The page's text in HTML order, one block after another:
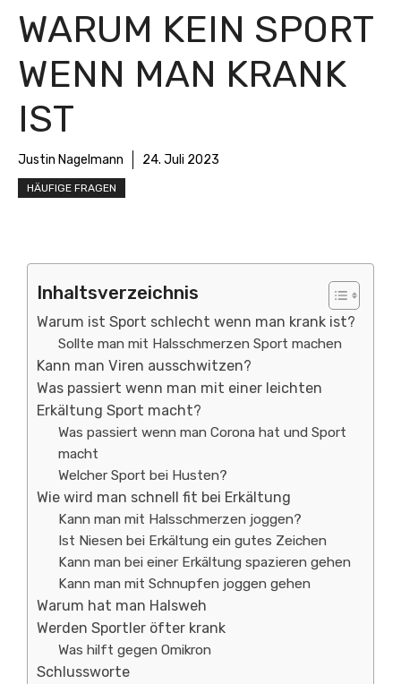
WARUM KEIN SPORT
WENN MAN KRANK
IST
Justin Nagelmann 24. Juli 2023
HÄUFIGE FRAGEN
Inhaltsverzeichnis
Warum ist Sport schlecht wenn man krank ist?
Sollte man mit Halsschmerzen Sport machen
Kann man Viren ausschwitzen?
Was passiert wenn man mit einer leichten
Erkältung Sport macht?
Was passiert wenn man Corona hat und Sport
macht
Welcher Sport bei Husten?
Wie wird man schnell fit bei Erkältung
Kann man mit Halsschmerzen joggen?
Ist Niesen bei Erkältung ein gutes Zeichen
Kann man bei einer Erkältung spazieren gehen
Kann man mit Schnupfen joggen gehen
Warum hat man Halsweh
Werden Sportler öfter krank
Was hilft gegen Omikron
Schlussworte